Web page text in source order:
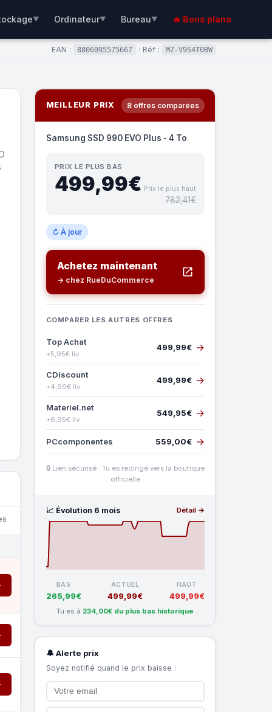
▼ Ordinateur▼ Bureau▼ 🔥 Bons plans
EAN : 8806095575667 · Réf : MZ-V9S4T0BW
MEILLEUR PRIX 8 offres comparées
Samsung SSD 990 EVO Plus - 4 To
PRIX LE PLUS BAS
499,99€ Prix le plus haut
782,41€
↻ À jour
Achetez maintenant
→ chez RueDuCommerce
COMPARER LES AUTRES OFFRES
Top Achat
+5,95€ liv.
499,99€ →
CDiscount
+4,99€ liv.
499,99€ →
Materiel.net
+6,95€ liv.
549,95€ →
PCcomponentes 559,00€ →
🔒 Lien sécurisé · Tu es redirigé vers la boutique
officielle
📈 Évolution 6 mois Détail →
BAS
265,99€
ACTUEL
499,99€
HAUT
499,99€
Tu es à 234,00€ du plus bas historique
🔔 Alerte prix
Soyez notifié quand le prix baisse :